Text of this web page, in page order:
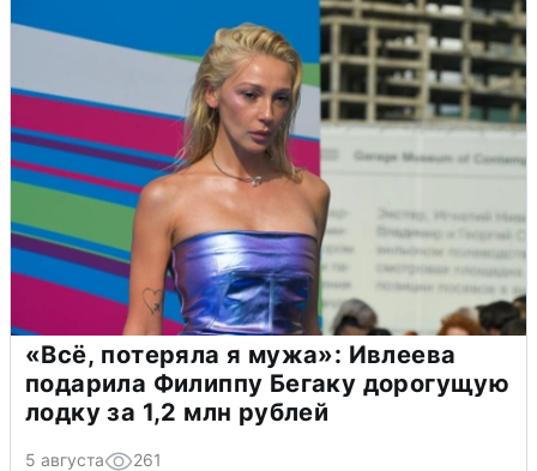
«Всё, потеряла я мужа»: Ивлеева
подарила Филиппу Бегаку дорогущую
лодку за 1,2 млн рублей
5 августа 261